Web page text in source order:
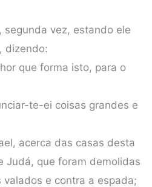
segunda vez, estando ele
dizendo:
que forma isto, para o
te-ei coisas grandes e
acerca das casas desta
Judá, que foram demolidas
e contra a espada;